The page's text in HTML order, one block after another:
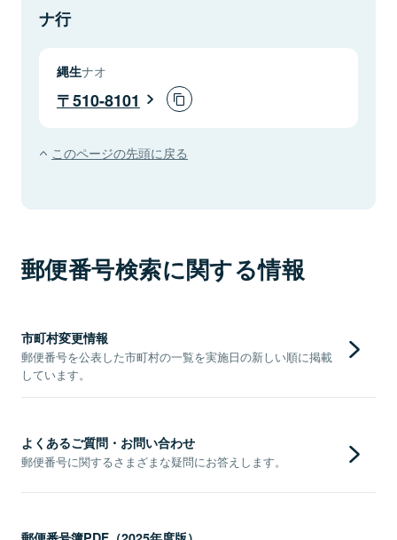
ナ行
縄生ナオ
510-8101
このページの先頭に戻る
郵便番号検索に関する情報
市町村変更情報
郵便番号を公表した市町村の一覧を実施日の新しい順に掲載
しています。
よくあるご質問・お問い合わせ
郵便番号に関するさまざまな疑問にお答えします。